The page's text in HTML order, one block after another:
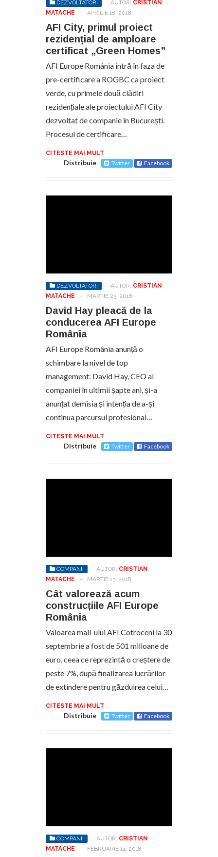
DEZVOLTATORI AUTOR: CRISTIAN
MATACHE
- APRILIE 18, 2018
AFI City, primul proiect
rezidențial de amploare
certificat „Green Homes”
AFI Europe România intră în faza de
pre-certificare a ROGBC ca proiect
verde, cu primele două clădiri
rezidențiale ale proiectului AFI City
dezvoltat de companie în București.
Procesul de certificare…
CITESTE MAI MULT
Distribuie Twitter Facebook
DEZVOLTATORI AUTOR: CRISTIAN
MATACHE
- MARTIE 23, 2018
David Hay pleacă de la
conducerea AFI Europe
România
AFI Europe România anunță o
schimbare la nivel de top
management: David Hay, CEO al
companiei în ultimii șapte ani, și-a
anunțat demisia și intenția de a-și
continua parcursul profesional…
CITESTE MAI MULT
Distribuie Twitter Facebook
COMPANII AUTOR: CRISTIAN
MATACHE
- MARTIE 13, 2018
Cât valorează acum
construcțiile AFI Europe
România
Valoarea mall-ului AFI Cotroceni la 30
septembrie a fost de 501 milioane de
euro, ceea ce reprezintă o creștere de
peste 7%, după finalizarea lucrărilor
de extindere pentru găzduirea celui…
CITESTE MAI MULT
Distribuie Twitter Facebook
COMPANII AUTOR: CRISTIAN
MATACHE
- FEBRUARIE 14, 2018